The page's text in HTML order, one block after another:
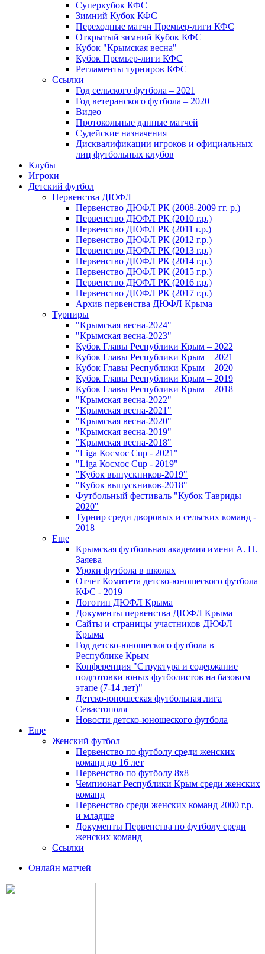
Суперкубок КФС
Зимний Кубок КФС
Переходные матчи Премьер-лиги КФС
Открытый зимний Кубок КФС
Кубок "Крымская весна"
Кубок Премьер-лиги КФС
Регламенты турниров КФС
Ссылки
Год сельского футбола – 2021
Год ветеранского футбола – 2020
Видео
Протокольные данные матчей
Судейские назначения
Дисквалификации игроков и официальных
лиц футбольных клубов
Клубы
Игроки
Детский футбол
Первенства ДЮФЛ
Первенство ДЮФЛ РК (2008-2009 гг. р.)
Первенство ДЮФЛ РК (2010 г.р.)
Первенство ДЮФЛ РК (2011 г.р.)
Первенство ДЮФЛ РК (2012 г.р.)
Первенство ДЮФЛ РК (2013 г.р.)
Первенство ДЮФЛ РК (2014 г.р.)
Первенство ДЮФЛ РК (2015 г.р.)
Первенство ДЮФЛ РК (2016 г.р.)
Первенство ДЮФЛ РК (2017 г.р.)
Архив первенства ДЮФЛ Крыма
Турниры
"Крымская весна-2024"
"Крымская весна-2023"
Кубок Главы Республики Крым – 2022
Кубок Главы Республики Крым – 2021
Кубок Главы Республики Крым – 2020
Кубок Главы Республики Крым – 2019
Кубок Главы Республики Крым – 2018
"Крымская весна-2022"
"Крымская весна-2021"
"Крымская весна-2020"
"Крымская весна-2019"
"Крымская весна-2018"
"Liga Космос Cup - 2021"
"Liga Космос Cup - 2019"
"Кубок выпускников-2019"
"Кубок выпускников-2018"
Футбольный фестиваль "Кубок Тавриды –
2020"
Турнир среди дворовых и сельских команд -
2018
Еще
Крымская футбольная академия имени А. Н.
Заяева
Уроки футбола в школах
Отчет Комитета детско-юношеского футбола
КФС - 2019
Логотип ДЮФЛ Крыма
Документы первенства ДЮФЛ Крыма
Сайты и страницы участников ДЮФЛ
Крыма
Год детско-юношеского футбола в
Республике Крым
Конференция "Структура и содержание
подготовки юных футболистов на базовом
этапе (7-14 лет)"
Детско-юношеская футбольная лига
Севастополя
Новости детско-юношеского футбола
Еще
Женский футбол
Первенство по футболу среди женских
команд до 16 лет
Первенство по футболу 8х8
Чемпионат Республики Крым среди женских
команд
Первенство среди женских команд 2000 г.р.
и младше
Документы Первенства по футболу среди
женских команд
Ссылки
Онлайн матчей